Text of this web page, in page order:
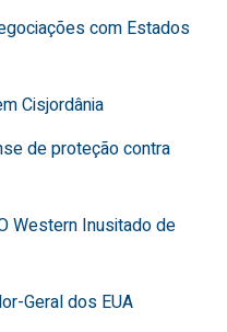
com Estados
Cisjordânia
de proteção contra
Western Inusitado de
Geral dos EUA